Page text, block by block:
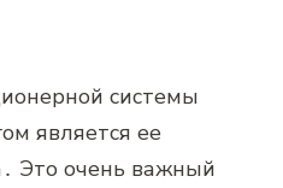
системы
является ее
Это очень важный